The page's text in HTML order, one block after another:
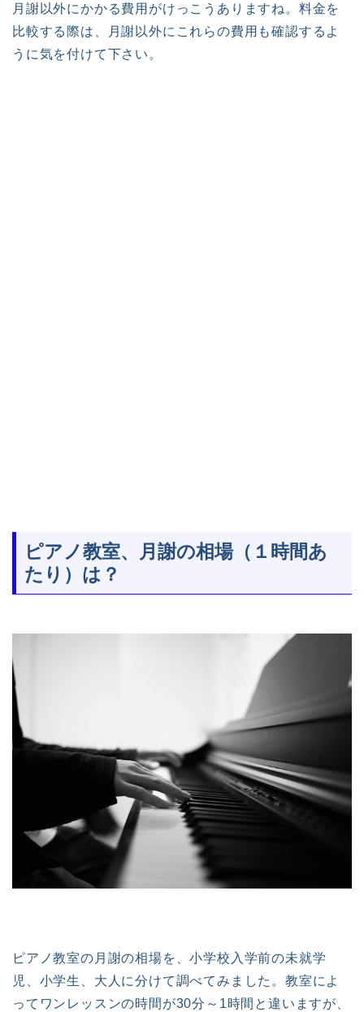
月謝以外にかかる費用がけっこうありますね。料金を
比較する際は、月謝以外にこれらの費用も確認するよ
うに気を付けて下さい。
ピアノ教室、月謝の相場（１時間あ
たり）は？
ピアノ教室の月謝の相場を、小学校入学前の未就学
児、小学生、大人に分けて調べてみました。教室によ
ってワンレッスンの時間が30分～1時間と違いますが、